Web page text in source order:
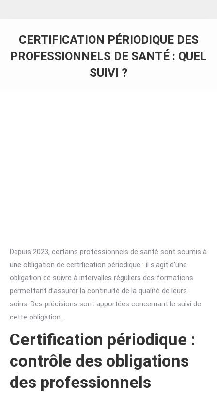
CERTIFICATION PÉRIODIQUE DES
PROFESSIONNELS DE SANTÉ : QUEL
SUIVI ?
Depuis 2023, certains professionnels de santé sont soumis à
une obligation de certification périodique : il s’agit d’une
obligation de suivre à intervalles réguliers des formations
permettant d’assurer la continuité de la qualité de leurs
soins. Des précisions sont apportées concernant le suivi de
cette obligation…
Certification périodique :
contrôle des obligations
des professionnels